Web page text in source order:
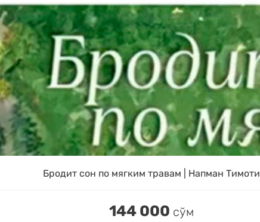
Бродит сон по мягким травам | Напман Тимоти
144 000 сўм